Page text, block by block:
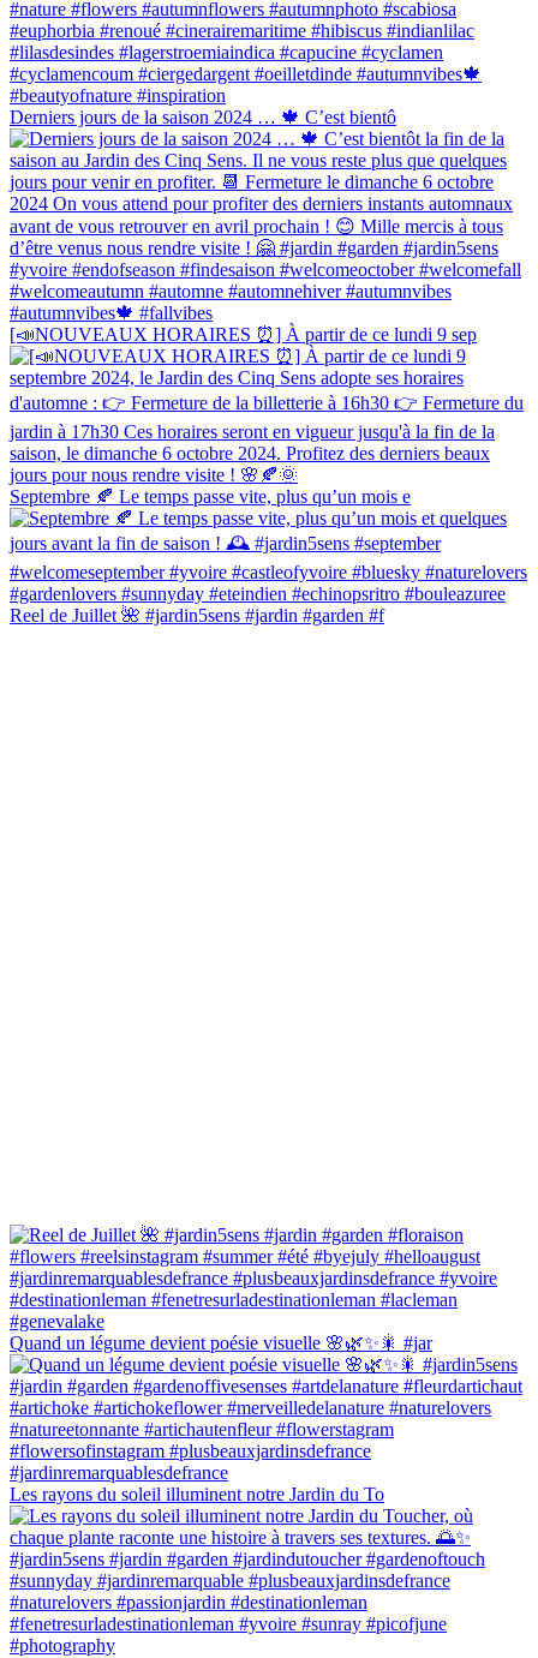
Derniers jours de la saison 2024 … 🍁 C’est bientô
[📣NOUVEAUX HORAIRES ⏰] À partir de ce lundi 9 sep
Septembre 🍂 Le temps passe vite, plus qu’un mois e
Reel de Juillet 🌺 #jardin5sens #jardin #garden #f
Quand un légume devient poésie visuelle 🌸🌿✨🎇 #jar
Les rayons du soleil illuminent notre Jardin du To